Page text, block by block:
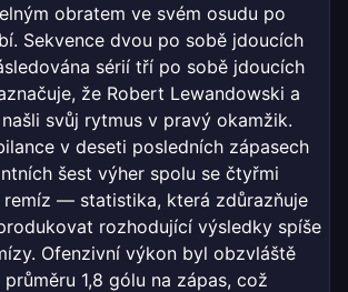
obratem ve svém osudu po
Sekvence dvou po sobě jdoucích
sérií tří po sobě jdoucích
že Robert Lewandowski a
svůj rytmus v pravý okamžik.
v deseti posledních zápasech
šest výher spolu se čtyřmi
remíz — statistika, která zdůrazňuje
rozhodující výsledky spíše
Ofenzivní výkon byl obzvláště
1,8 gólu na zápas, což